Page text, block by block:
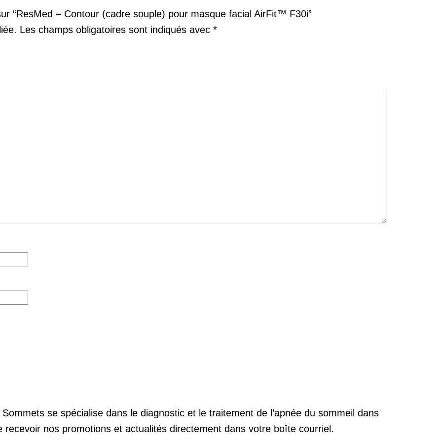
“ResMed – Contour (cadre souple) pour masque facial AirFit™ F30i”
Les champs obligatoires sont indiqués avec *
se spécialise dans le diagnostic et le traitement de l’apnée du sommeil dans
nos promotions et actualités directement dans votre boîte courriel.